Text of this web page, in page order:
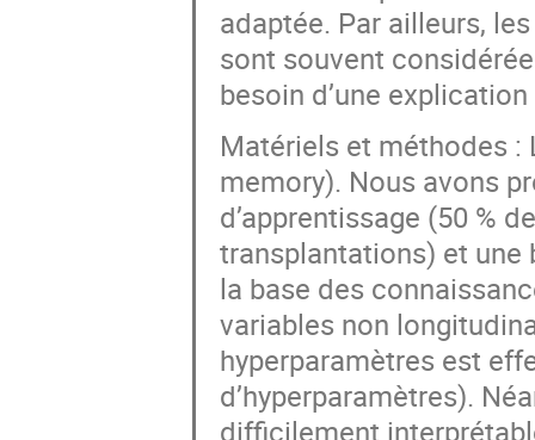
adaptée. Par ailleurs,
sont souvent
besoin d’une
Matériels et méthodes :
memory). Nous avons
d’apprentissage (50 %
transplantations) et une
la base des
variables non
hyperparamètres est
d’hyperparamètres).
difficilement